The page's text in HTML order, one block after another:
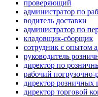
проверяющий
администратор по
водитель доставки
администратор по
кладовщик-сборщик
сотрудник с опытом
руководитель
директор по
рабочий погрузочно-
директор розничных
директор торговой